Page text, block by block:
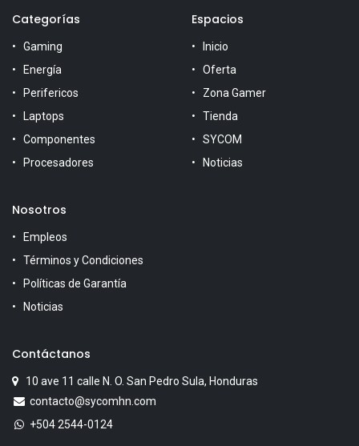
Categorías
Gaming
Energía
Perifericos
Laptops
Componentes
Procesadores
Espacios
Inicio
Oferta
Zona Gamer
Tienda
SYCOM
Noticias
Nosotros
Empleos
Términos y Condiciones
Políticas de Garantía
Noticias
Contáctanos
10 ave 11 calle N. O. San Pedro Sula, Honduras
contacto@sycomhn.com
+504 2544-0124